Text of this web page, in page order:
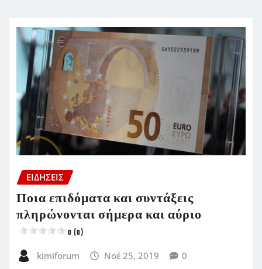
ΕΙΔΗΣΕΙΣ
Ποια επιδόματα και συντάξεις
πληρώνονται σήμερα και αύριο
0 (0)
kimiforum Νοέ 25, 2019 0